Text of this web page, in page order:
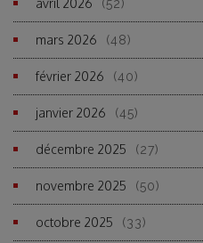
avril 2026 (52)
mars 2026 (48)
février 2026 (40)
janvier 2026 (45)
décembre 2025 (27)
novembre 2025 (50)
octobre 2025 (33)